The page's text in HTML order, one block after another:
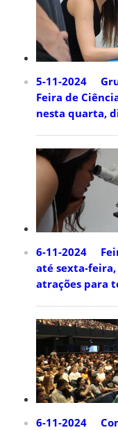
5-11-2024
Feira de
nesta quarta,
6-11-2024
até sexta-
atrações para
6-11-2024